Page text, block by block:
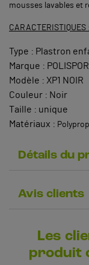
mousses lavables et
CARACTERISTIQUES :
Type : Plastron
Marque :
Modèle : XP1 NOIR
Couleur : Noir
Taille : unique
Matériaux :
Détails du
Avis clients
Les
produit